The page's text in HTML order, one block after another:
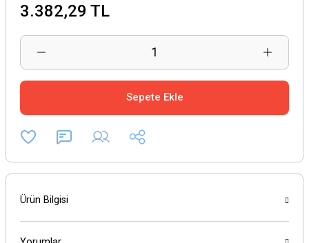
3.382,29 TL
Sepete Ekle
Ürün Bilgisi